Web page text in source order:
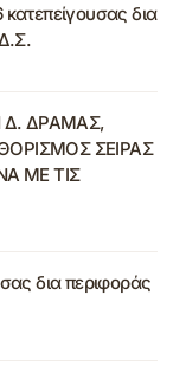
δια
ΔΡΑΜΑΣ,
ΣΕΙΡΑΣ
ΜΕ ΤΙΣ
δια περιφοράς